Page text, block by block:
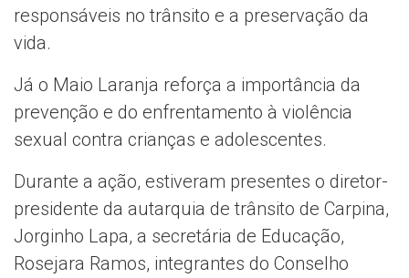
responsáveis no trânsito e a preservação da
vida.
Já o Maio Laranja reforça a importância da
prevenção e do enfrentamento à violência
sexual contra crianças e adolescentes.
Durante a ação, estiveram presentes o diretor-
presidente da autarquia de trânsito de Carpina,
Jorginho Lapa, a secretária de Educação,
Rosejara Ramos, integrantes do Conselho